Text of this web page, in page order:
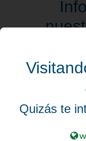
su
Con
en
Quizás te